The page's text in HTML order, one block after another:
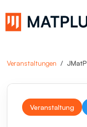
Veranstaltungen
Veranstaltung